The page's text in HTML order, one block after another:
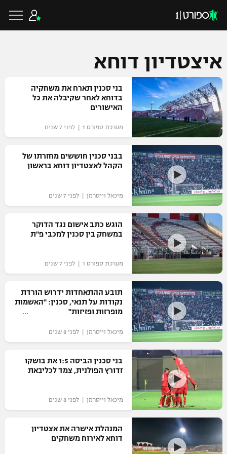
VOD
רץ ברשת
תוצאות
לוח שידורים
ברחבה
"מעל הליגה" – פודקאסט
כדורגל ישראלי
ליגת העל
גביע הטוטו
ליגיונרים
גביע המדינה
נבחרת ישראל
מכבי חיפה
בית"ר ירושלים
מכבי תל אביב
הפועל תל אביב
הפועל חיפה
הפועל באר שבע
מכבי נתניה
בני יהודה
כדורגל עולמי
ליגת האלופות
ליגה אירופית
ליגה אנגלית
ליגה גרמנית
ליגה ספרדית
ליגה איטלקית
ליגה צרפתית
ליגה הולנדית
ליגה סינית
ליגה ברזילאית
ליגות נוספות
כדורסל ישראלי
ליגת ווינר סל
ליגה לאומית
כדורסל נשים
מכבי תל אביב
הפועל ירושלים
דני אבדיה
כדורסל עולמי
NBA
יורוליג
יורוקאפ
ענפים נוספים
טניס
כדוריד
כדורעף
שחייה
ג'ודו
אגרוף
ספורט אולימפי
היאבקות WWE
איצטדיון דוחא
בני סכנין תארח את משחקיה
בדוחא לאחר שקיבלה את כל
האישורים
מערכת ספורט 1 | לפני 7 שנים
בבני סכנין חוששים מחזרתו של
הקהל לאצטדיון דוחא בראשון
מיכאל וייסרמן | לפני 7 שנים
הוגש כתב אישום נגד הדוקר
במשחק בין סכנין למכבי פ"ת
מערכת ספורט 1 | לפני 7 שנים
תובע ההתאחדות ידרוש הורדת
נקודות על תנאי, סכנין: "האשמות
מופרזות ופזיזות"
מיכאל וייסרמן | לפני 8 שנים
בני סכנין הביסה 1:5 את בושקו
זדורץ הפולנית, צמד לכליבאת
מיכאל וייסרמן | לפני 8 שנים
המנהלת אישרה את אצטדיון
דוחא לאירוח משחקים